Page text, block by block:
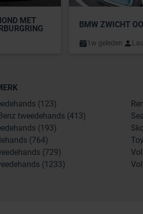
MET
BMW ZWICHT
1w geleden
(123)
tweedehands (413)
(193)
(764)
(729)
(1233)